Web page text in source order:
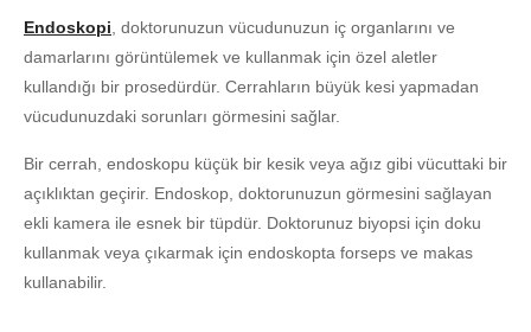
Endoskopi , doktorunuzun vücudunuzun iç organlarını ve
damarlarını görüntülemek ve kullanmak için özel aletler
kullandığı bir prosedürdür. Cerrahların büyük kesi yapmadan
vücudunuzdaki sorunları görmesini sağlar.
Bir cerrah, endoskopu küçük bir kesik veya ağız gibi vücuttaki bir
açıklıktan geçirir. Endoskop, doktorunuzun görmesini sağlayan
ekli kamera ile esnek bir tüpdür. Doktorunuz biyopsi için doku
kullanmak veya çıkarmak için endoskopta forseps ve makas
kullanabilir.